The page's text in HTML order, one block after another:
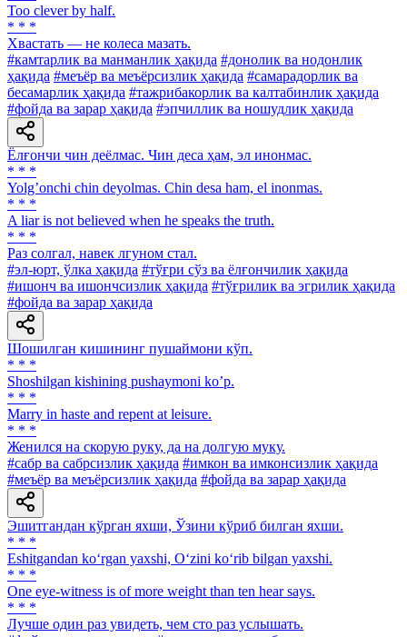
Too clever by half.
* * *
Хвастать — не колеса мазать.
#камтарлик ва манманлик ҳақида #донолик ва нодонлик
ҳақида #меъёр ва меъёрсизлик ҳақида #самарадорлик ва
бесамарлик ҳақида #тажрибакорлик ва калтабинлик ҳақида
#фойда ва зарар ҳақида #эпчиллик ва ношудлик ҳақида
Ёлғончи чин деёлмас. Чин деса ҳам, эл инонмас.
* * *
Yolgʼonchi chin deyolmas. Chin desa ham, el inonmas.
* * *
A liar is not believed when he speaks the truth.
* * *
Раз солгал, навек лгуном стал.
#эл-юрт, ўлка ҳақида #тўғри сўз ва ёлғончилик ҳақида
#ишонч ва ишончсизлик ҳақида #тўғрилик ва эгрилик ҳақида
#фойда ва зарар ҳақида
Шошилган кишининг пушаймони кўп.
* * *
Shoshilgan kishining pushaymoni koʼp.
* * *
Marry in haste and repent at leisure.
* * *
Женился на скорую руку, да на долгую муку.
#сабр ва сабрсизлик ҳақида #имкон ва имконсизлик ҳақида
#меъёр ва меъёрсизлик ҳақида #фойда ва зарар ҳақида
Эшитгандан кўрган яхши, Ўзини кўриб билган яхши.
* * *
Eshitgandan ko‘rgan yaxshi, O‘zini ko‘rib bilgan yaxshi.
* * *
One eye-witness is of more weight than ten hear says.
* * *
Лучше один раз увидеть, чем сто раз услышать.